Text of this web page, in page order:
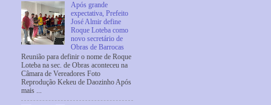
Após grande
expectativa, Prefeito
José Almir define
Roque Loteba como
novo secretário de
Obras de Barrocas
Reunião para definir o nome de Roque
Loteba na sec. de Obras aconteceu na
Câmara de Vereadores Foto
Reprodução Kekeu de Daozinho Após
mais ...